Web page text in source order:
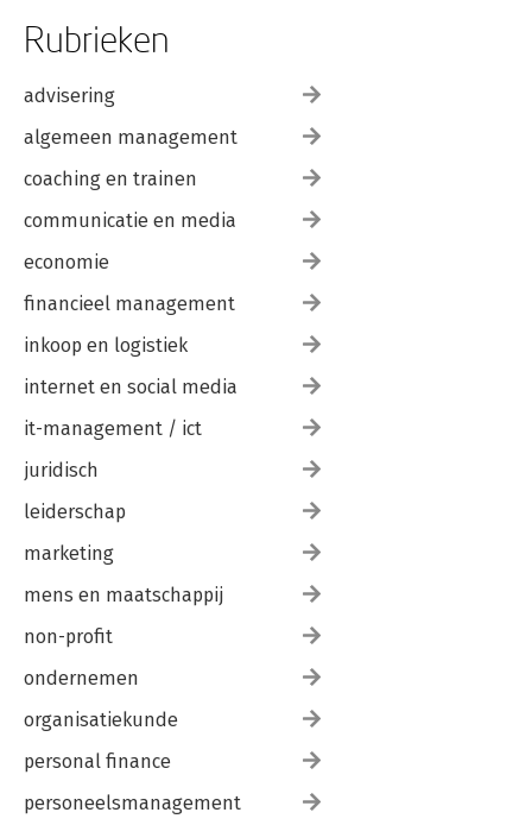
Rubrieken
advisering
algemeen management
coaching en trainen
communicatie en media
economie
financieel management
inkoop en logistiek
internet en social media
it-management / ict
juridisch
leiderschap
marketing
mens en maatschappij
non-profit
ondernemen
organisatiekunde
personal finance
personeelsmanagement